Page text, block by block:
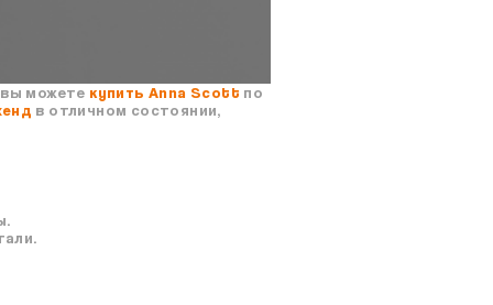
вы можете купить Anna Scott по
в отличном состоянии,